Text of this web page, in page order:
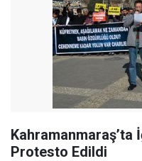
Protesto Edildi